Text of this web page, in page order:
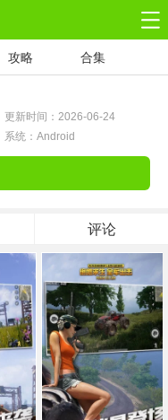
攻略 合集
更新时间：2026-06-24
系统：Android
评论